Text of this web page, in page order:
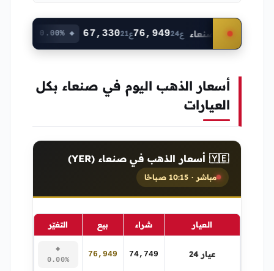
🇾🇪 صنعاء ع24 76,949ع21 67,330
◆ 0.00%
أسعار الذهب اليوم في صنعاء بكل
العيارات
🇾🇪 أسعار الذهب في صنعاء (YER)
مباشر · 10:15 صباحًا
العيار شراء بيع التغيّر
عيار 24 74,749
76,949
◆
0.00%